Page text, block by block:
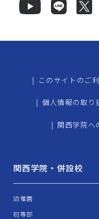
| このサイトのご
| 個人情報の取り
| 関西学院へ
関西学院・併設校
幼稚園
初等部